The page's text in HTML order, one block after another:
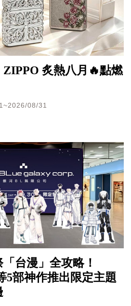
炙熱八月🔥點燃
08/31
台漫」全攻略！
5部神作推出限定主題